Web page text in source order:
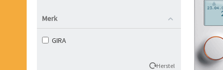
Merk
GIRA
Herstel